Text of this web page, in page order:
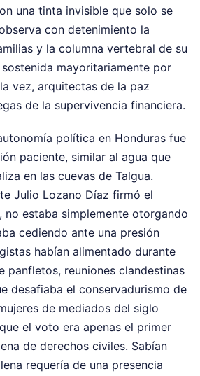
una tinta invisible que solo se
con detenimiento la
y la columna vertebral de su
mayoritariamente por
vez, arquitectas de la paz
de la supervivencia financiera.
política en Honduras fue
paciente, similar al agua que
en las cuevas de Talgua.
Julio Lozano Díaz firmó el
no estaba simplemente otorgando
cediendo ante una presión
habían alimentado durante
panfletos, reuniones clandestinas
desafiaba el conservadurismo de
de mediados del siglo
el voto era apenas el primer
de derechos civiles. Sabían
requería de una presencia